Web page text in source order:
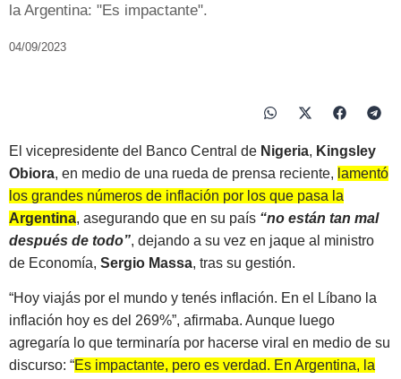
la Argentina: "Es impactante".
04/09/2023
El vicepresidente del Banco Central de Nigeria, Kingsley
Obiora, en medio de una rueda de prensa reciente, lamentó
los grandes números de inflación por los que pasa la
Argentina, asegurando que en su país “no están tan mal
después de todo”, dejando a su vez en jaque al ministro
de Economía, Sergio Massa, tras su gestión.
“Hoy viajás por el mundo y tenés inflación. En el Líbano la
inflación hoy es del 269%”, afirmaba. Aunque luego
agregaría lo que terminaría por hacerse viral en medio de su
discurso: “Es impactante, pero es verdad. En Argentina, la